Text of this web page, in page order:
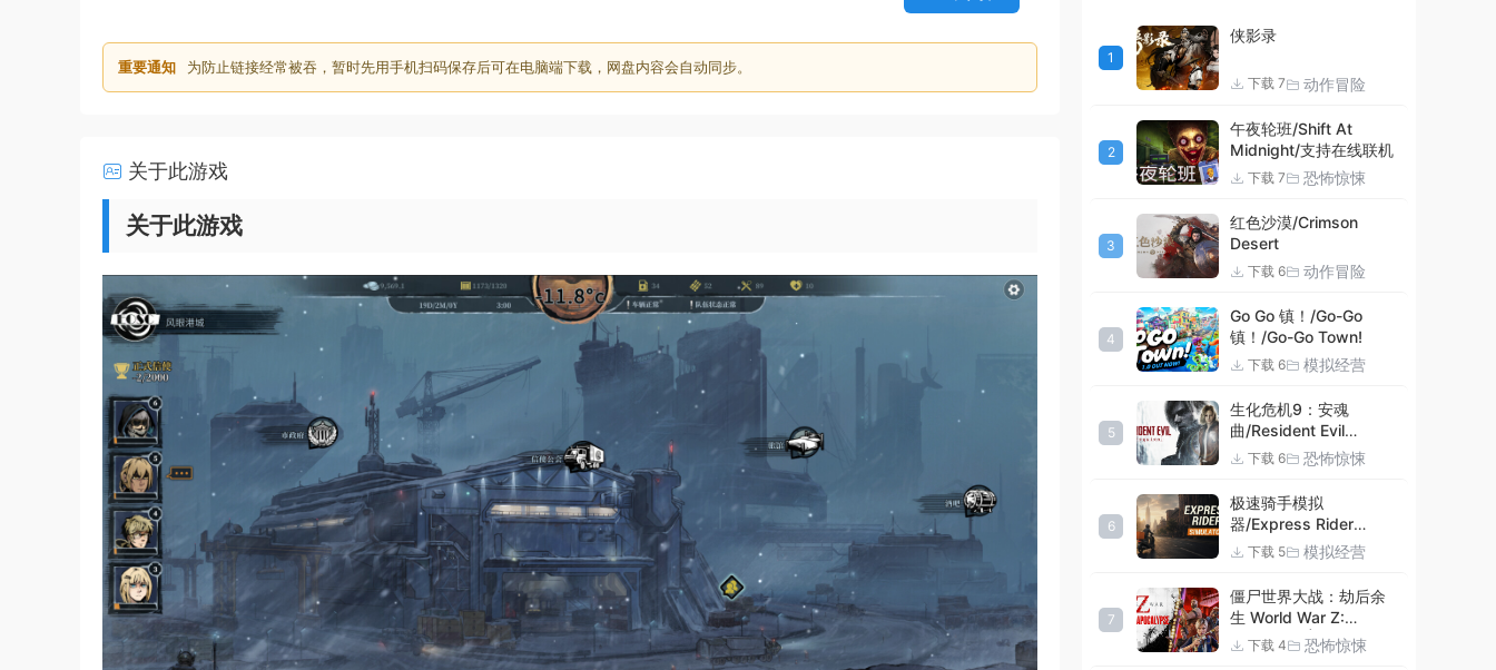
重要通知 为防止链接经常被吞，暂时先用手机扫码保存后可在电脑端下载，网盘内容会自动同步。
关于此游戏
关于此游戏
1
侠影录
下载 7 动作冒险
2
午夜轮班/Shift At
Midnight/支持在线联机
下载 7 恐怖惊悚
3
红色沙漠/Crimson
Desert
下载 6 动作冒险
4
Go Go 镇！/Go-Go
镇！/Go-Go Town!
下载 6 模拟经营
5
生化危机9：安魂
曲/Resident Evil
Requiem
下载 6 恐怖惊悚
6
极速骑手模拟
器/Express Rider
Simulator
下载 5 模拟经营
7
僵尸世界大战：劫后余
生 World War Z:
Aftermath |官方中文
09.27.24 v20240924
下载 4 恐怖惊悚